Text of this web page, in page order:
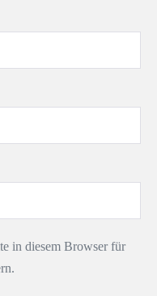
in diesem Browser für